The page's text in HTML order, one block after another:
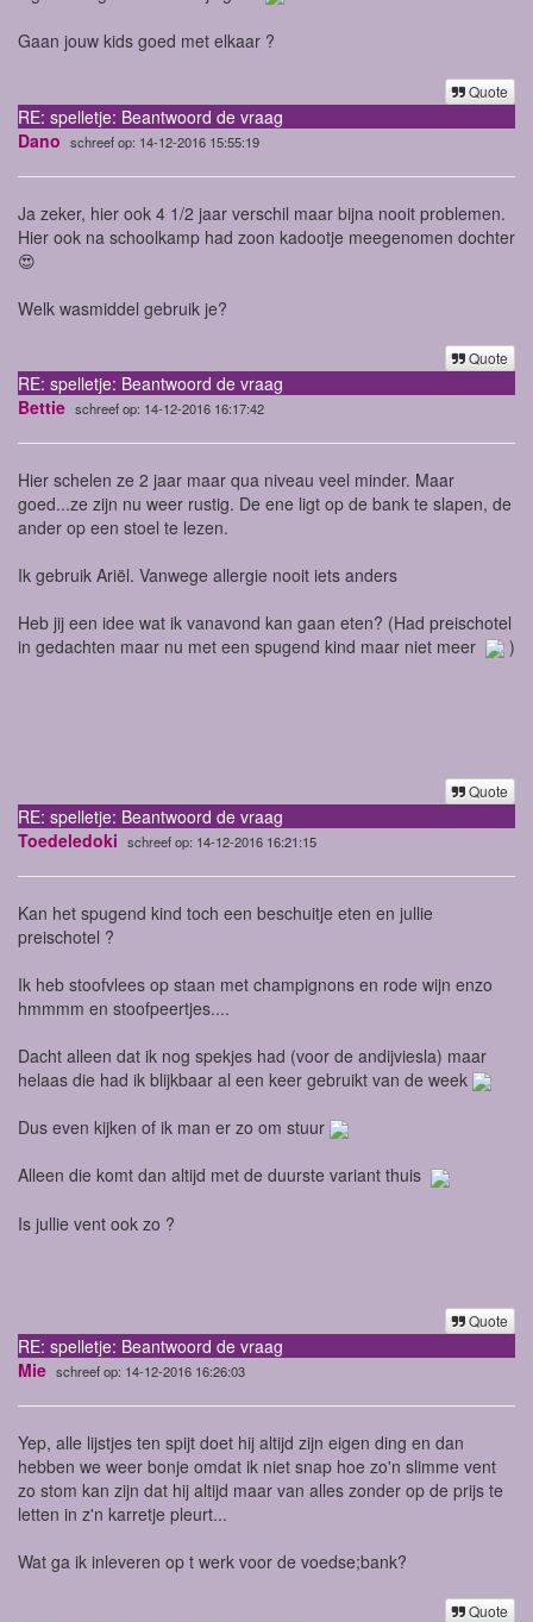
Gaan jouw kids goed met elkaar ?
Quote
RE: spelletje: Beantwoord de vraag
Dano schreef op: 14-12-2016 15:55:19
Ja zeker, hier ook 4 1/2 jaar verschil maar bijna nooit problemen.
Hier ook na schoolkamp had zoon kadootje meegenomen dochter
😍
Welk wasmiddel gebruik je?
Quote
RE: spelletje: Beantwoord de vraag
Bettie schreef op: 14-12-2016 16:17:42
Hier schelen ze 2 jaar maar qua niveau veel minder. Maar
goed...ze zijn nu weer rustig. De ene ligt op de bank te slapen, de
ander op een stoel te lezen.
Ik gebruik Ariël. Vanwege allergie nooit iets anders
Heb jij een idee wat ik vanavond kan gaan eten? (Had preischotel
in gedachten maar nu met een spugend kind maar niet meer
)
Quote
RE: spelletje: Beantwoord de vraag
Toedeledoki schreef op: 14-12-2016 16:21:15
Kan het spugend kind toch een beschuitje eten en jullie
preischotel ?
Ik heb stoofvlees op staan met champignons en rode wijn enzo
hmmmm en stoofpeertjes....
Dacht alleen dat ik nog spekjes had (voor de andijviesla) maar
helaas die had ik blijkbaar al een keer gebruikt van de week
Dus even kijken of ik man er zo om stuur
Alleen die komt dan altijd met de duurste variant thuis
Is jullie vent ook zo ?
Quote
RE: spelletje: Beantwoord de vraag
Mie schreef op: 14-12-2016 16:26:03
Yep, alle lijstjes ten spijt doet hij altijd zijn eigen ding en dan
hebben we weer bonje omdat ik niet snap hoe zo'n slimme vent
zo stom kan zijn dat hij altijd maar van alles zonder op de prijs te
letten in z'n karretje pleurt...
Wat ga ik inleveren op t werk voor de voedse;bank?
Quote